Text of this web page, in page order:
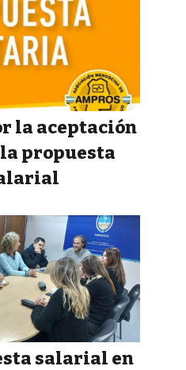
la aceptación
la propuesta
salarial en